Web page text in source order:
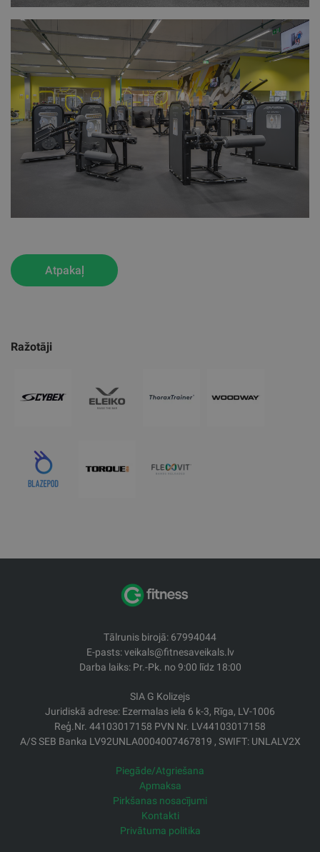
Ražotāji
Atpakaļ
Tālrunis birojā: 67994044
E-pasts: veikals@fitnesaveikals.lv
Darba laiks: Pr.-Pk. no 9:00 līdz 18:00
SIA G Kolizejs
Juridiskā adrese: Ezermalas iela 6 k-3, Rīga, LV-1006
Reģ.Nr. 44103017158 PVN Nr. LV44103017158
A/S SEB Banka LV92UNLA0004007467819 , SWIFT: UNLALV2X
Piegāde/Atgriešana
Apmaksa
Pirkšanas nosacījumi
Kontakti
Privātuma politika